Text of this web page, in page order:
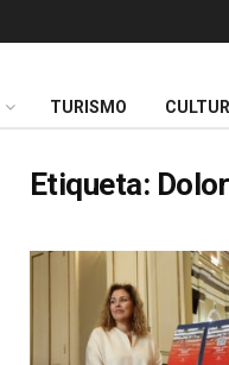
TURISMO
Etiqueta: